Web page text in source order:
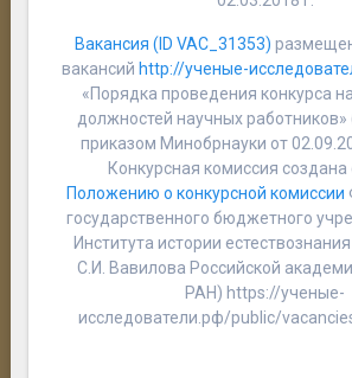
Вакансия (ID VAC_31353)
вакансий http://ученые-
«Порядка проведения конкурса
должностей научных
приказом Минобрнауки от
Конкурсная комиссия создана
Положению о конкурсной комиссии
государственного бюджетного
Института истории
С.И. Вавилова Российской
РАН) https://ученые-
исследователи.рф/public/